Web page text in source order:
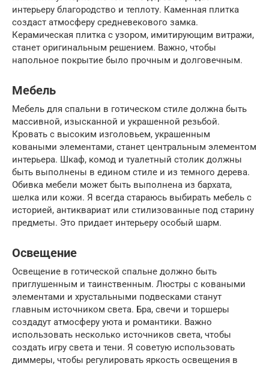
интерьеру благородство и теплоту. Каменная плитка
создаст атмосферу средневекового замка.
Керамическая плитка с узором, имитирующим витражи,
станет оригинальным решением. Важно, чтобы
напольное покрытие было прочным и долговечным.
Мебель
Мебель для спальни в готическом стиле должна быть
массивной, изысканной и украшенной резьбой.
Кровать с высоким изголовьем, украшенным
коваными элементами, станет центральным элементом
интерьера. Шкаф, комод и туалетный столик должны
быть выполнены в едином стиле и из темного дерева.
Обивка мебели может быть выполнена из бархата,
шелка или кожи. Я всегда стараюсь выбирать мебель с
историей, антиквариат или стилизованные под старину
предметы. Это придает интерьеру особый шарм.
Освещение
Освещение в готической спальне должно быть
приглушенным и таинственным. Люстры с коваными
элементами и хрустальными подвесками станут
главным источником света. Бра, свечи и торшеры
создадут атмосферу уюта и романтики. Важно
использовать несколько источников света, чтобы
создать игру света и тени. Я советую использовать
диммеры, чтобы регулировать яркость освещения в